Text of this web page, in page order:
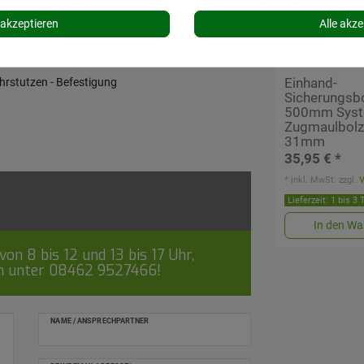
vehicle
- Befestigung
8 bis 12 und 13 bis 17 Uhr,
unter 08462 9527466!
NAME / ANSPRECHPARTNER
Einhand-
500mm
31mm
35,95 € *
Lieferzeit: 1 bis 3
In den
* inkl. MwSt. zzgl.
Alle